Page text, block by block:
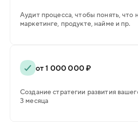
Аудит процесса, чтобы понять, что
маркетинге, продукте, найме и пр.
от 1 000 000 ₽
Создание стратегии развития
3 месяца